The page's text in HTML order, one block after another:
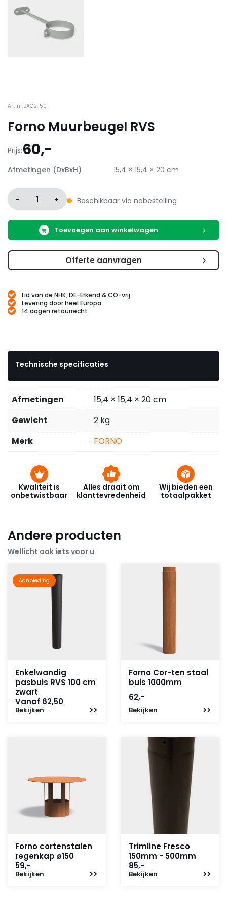
Art nr:BAC2.150
Forno Muurbeugel RVS
Prijs:60,-
Afmetingen (DxBxH) 15,4 × 15,4 × 20 cm
- 1 + Beschikbaar via nabestelling
Toevoegen aan winkelwagen
Offerte aanvragen
Lid van de NHK, DE-Erkend & CO-vrij
Levering door heel Europa
14 dagen retourrecht
Technische specificaties
Afmetingen
15,4 × 15,4 × 20 cm
Gewicht
2 kg
Merk
FORNO
Kwaliteit is
onbetwistbaar
Alles draait om
klanttevredenheid
Wij bieden een
totaalpakket
Andere producten
Wellicht ook iets voor u
Aanbieding
Enkelwandig
pasbuis RVS 100 cm
zwart
Vanaf 62,50
Bekijken
Forno Cor-ten staal
buis 1000mm
62,-
Bekijken
Forno cortenstalen
regenkap ø150
59,-
Bekijken
Trimline Fresco
150mm - 500mm
85,-
Bekijken